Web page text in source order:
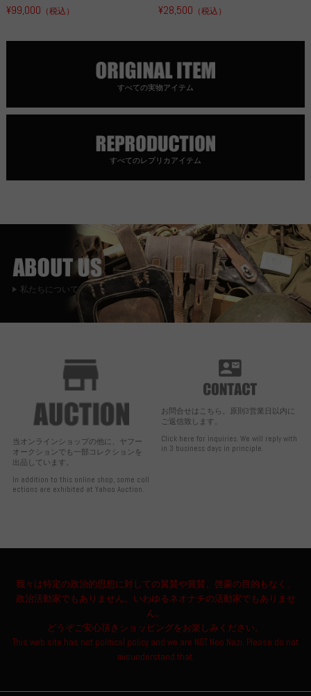
¥99,000 （税込） ¥28,500 （税込）
すべての実物アイテム
すべてのレプリカアイテム
私たちについて
当オンラインショップの他に、ヤフー
オークションでも一部コレクションを
出品しています。
In addition to this online shop, some coll
ections are exhibited at Yahoo Auction.
お問合せはこちら。原則3営業日以内に
ご返信致します。
Click here for inquiries. We will reply with
in 3 business days in principle.
我々は特定の政治的思想に対しての翼賛や賞賛、啓蒙の目的もなく、
政治活動家でもありません。いわゆるネオナチの活動家でもありませ
ん。
どうぞご安心頂きショッピングをお楽しみください。
This web site has not political policy and we are NOT Neo Nazi. Please do not
misunderstand that.